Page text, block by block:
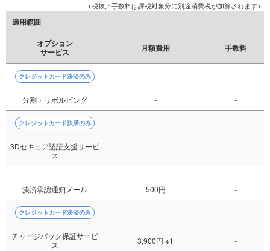
（税抜／手数料は課税対象分に別途消費税が加算されます）
適用範囲
オプション
サービス
月額費用 手数料
クレジットカード決済のみ
分割・リボルビング - -
クレジットカード決済のみ
3Dセキュア認証支援サービ
ス
- -
決済承認通知メール 500円 -
クレジットカード決済のみ
チャージバック保証サービ
ス
3,900円※1 -